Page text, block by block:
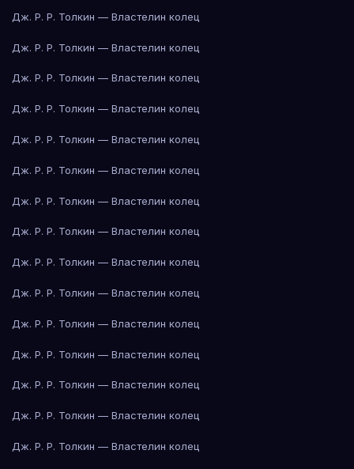
Дж. Р. Р. Толкин — Властелин колец
Дж. Р. Р. Толкин — Властелин колец
Дж. Р. Р. Толкин — Властелин колец
Дж. Р. Р. Толкин — Властелин колец
Дж. Р. Р. Толкин — Властелин колец
Дж. Р. Р. Толкин — Властелин колец
Дж. Р. Р. Толкин — Властелин колец
Дж. Р. Р. Толкин — Властелин колец
Дж. Р. Р. Толкин — Властелин колец
Дж. Р. Р. Толкин — Властелин колец
Дж. Р. Р. Толкин — Властелин колец
Дж. Р. Р. Толкин — Властелин колец
Дж. Р. Р. Толкин — Властелин колец
Дж. Р. Р. Толкин — Властелин колец
Дж. Р. Р. Толкин — Властелин колец